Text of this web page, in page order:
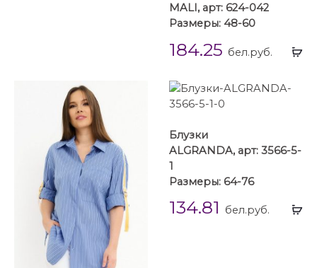
MALI, арт: 624-042
Размеры: 48-60
184.25 бел.руб.
Блузки
ALGRANDA, арт: 3566-5-
1
Размеры: 64-76
134.81 бел.руб.